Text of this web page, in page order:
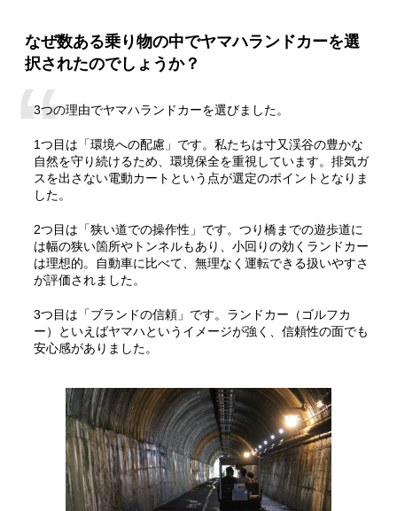
なぜ数ある乗り物の中でヤマハランドカーを選
択されたのでしょうか？
3つの理由でヤマハランドカーを選びました。
1つ目は「環境への配慮」です。私たちは寸又渓谷の豊かな
自然を守り続けるため、環境保全を重視しています。排気ガ
スを出さない電動カートという点が選定のポイントとなりま
した。
2つ目は「狭い道での操作性」です。つり橋までの遊歩道に
は幅の狭い箇所やトンネルもあり、小回りの効くランドカー
は理想的。自動車に比べて、無理なく運転できる扱いやすさ
が評価されました。
3つ目は「ブランドの信頼」です。ランドカー（ゴルフカ
ー）といえばヤマハというイメージが強く、信頼性の面でも
安心感がありました。